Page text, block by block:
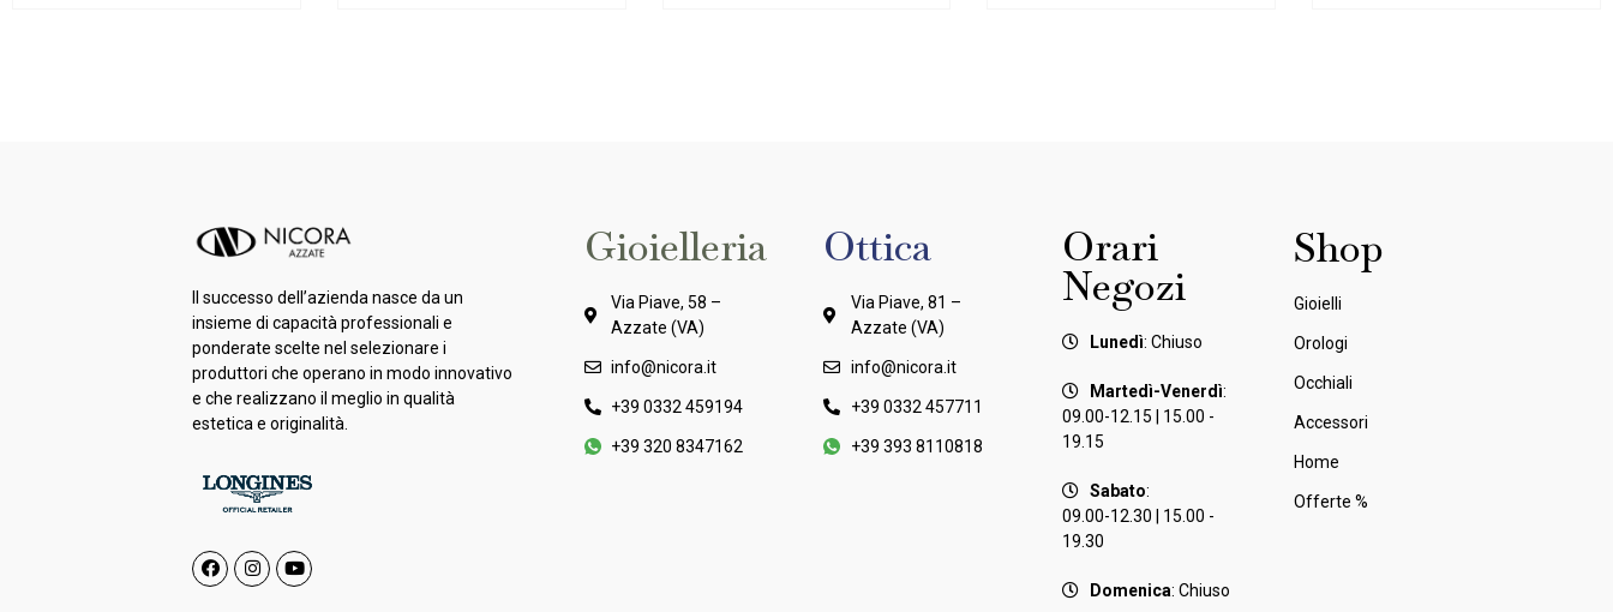
Il successo dell’azienda nasce da un
insieme di capacità professionali e
ponderate scelte nel selezionare i
produttori che operano in modo innovativo
e che realizzano il meglio in qualità
estetica e originalità.
Gioielleria
Via Piave, 58 –
Azzate (VA)
info@nicora.it
+39 0332 459194
+39 320 8347162
Ottica
Via Piave, 81 –
Azzate (VA)
info@nicora.it
+39 0332 457711
+39 393 8110818
Orari
Negozi
Lunedì: Chiuso
Martedì-Venerdì:
09.00-12.15 | 15.00 -
19.15
Sabato:
09.00-12.30 | 15.00 -
19.30
Domenica: Chiuso
Shop
Gioielli
Orologi
Occhiali
Accessori
Home
Offerte %